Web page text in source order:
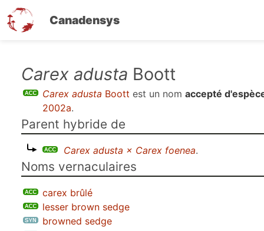
Canadensys
contenu
Carex adusta Boott
Carex adusta Boott est un nom accepté
2002a.
Parent hybride de
Carex adusta × Carex foenea.
Noms vernaculaires
carex brûlé
lesser brown sedge
browned sedge